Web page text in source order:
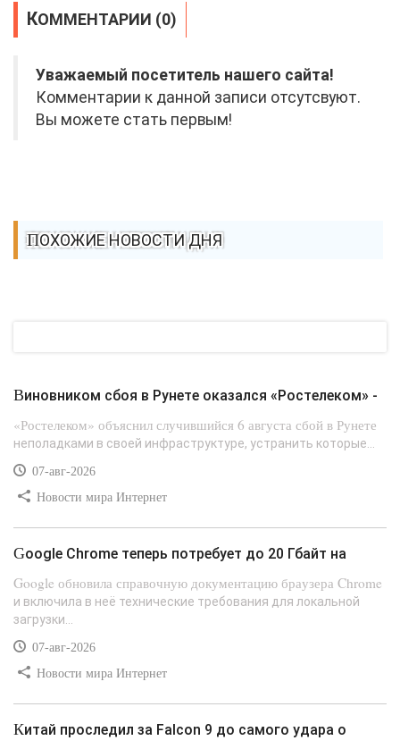
КОММЕНТАРИИ (0)
Уважаемый посетитель нашего сайта!
Комментарии к данной записи отсутсвуют.
Вы можете стать первым!
ПОХОЖИЕ НОВОСТИ ДНЯ
Виновником сбоя в Рунете оказался «Ростелеком» -
«Ростелеком» объяснил случившийся 6 августа сбой в Рунете
неполадками в своей инфраструктуре, устранить которые...
07-авг-2026
Новости мира Интернет
Google Chrome теперь потребует до 20 Гбайт на
Google обновила справочную документацию браузера Chrome
и включила в неё технические требования для локальной
загрузки...
07-авг-2026
Новости мира Интернет
Китай проследил за Falcon 9 до самого удара о